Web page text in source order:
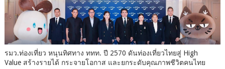
รมว.ท่องเที่ยว หนุนทิศทาง ททท. ปี 2570 ดันท่องเที่ยวไทยสู่ High
Value สร้างรายได้ กระจายโอกาส และยกระดับคุณภาพชีวิตคนไทย